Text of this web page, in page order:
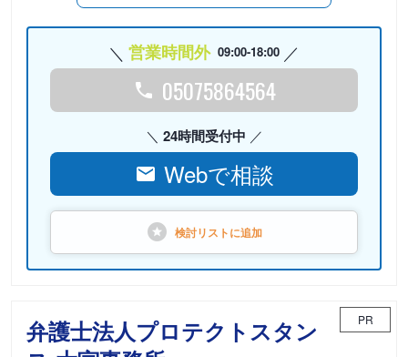
営業時間外 09:00-18:00
05075864564
24時間受付中
Webで相談
検討リストに追加
弁護士法人プロテクトスタン
PR